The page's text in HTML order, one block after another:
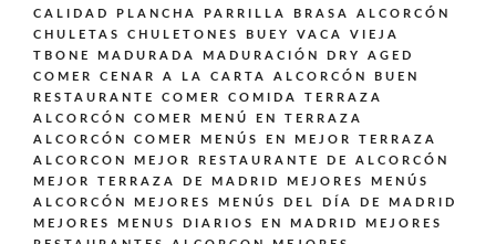
CALIDAD PLANCHA PARRILLA BRASA ALCORCÓN
CHULETAS CHULETONES BUEY VACA VIEJA
TBONE MADURADA MADURACIÓN DRY AGED
COMER CENAR A LA CARTA ALCORCÓN BUEN
RESTAURANTE
COMER COMIDA TERRAZA
ALCORCÓN
COMER MENÚ EN TERRAZA
ALCORCÓN
COMER MENÚS EN MEJOR TERRAZA
ALCORCON
MEJOR RESTAURANTE DE ALCORCÓN
MEJOR TERRAZA DE MADRID
MEJORES MENÚS
ALCORCÓN
MEJORES MENÚS DEL DÍA DE MADRID
MEJORES MENUS DIARIOS EN MADRID
MEJORES